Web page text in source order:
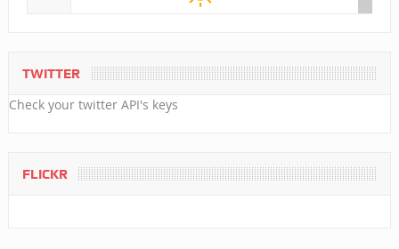
TWITTER
Check your twitter API's keys
FLICKR